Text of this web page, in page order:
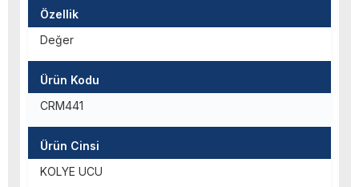
Özellik
Değer
Ürün Kodu
CRM441
Ürün Cinsi
KOLYE UCU